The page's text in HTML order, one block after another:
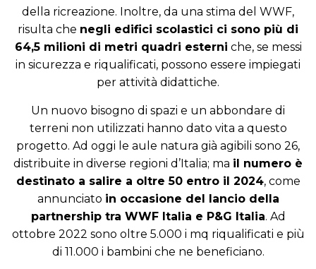
della ricreazione. Inoltre, da una stima del WWF,
risulta che negli edifici scolastici ci sono più di
64,5 milioni di metri quadri esterni che, se messi
in sicurezza e riqualificati, possono essere impiegati
per attività didattiche.
Un nuovo bisogno di spazi e un abbondare di
terreni non utilizzati hanno dato vita a questo
progetto. Ad oggi le aule natura già agibili sono 26,
distribuite in diverse regioni d’Italia; ma il numero è
destinato a salire a oltre 50 entro il 2024, come
annunciato in occasione del lancio della
partnership tra WWF Italia e P&G Italia. Ad
ottobre 2022 sono oltre 5.000 i mq riqualificati e più
di 11.000 i bambini che ne beneficiano.